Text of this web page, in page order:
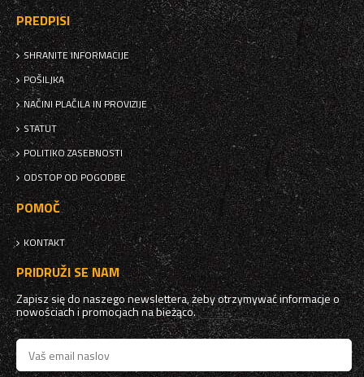
PREDPISI
SHRANITE INFORMACIJE
POŠILJKA
NAČINI PLAČILA IN PROVIZIJE
STATUT
POLITIKO ZASEBNOSTI
ODSTOP OD POGODBE
POMOČ
KONTAKT
PRIDRUŽI SE NAM
Zapisz się do naszego newslettera, żeby otrzymywać informacje o
nowościach i promocjach na bieżąco.